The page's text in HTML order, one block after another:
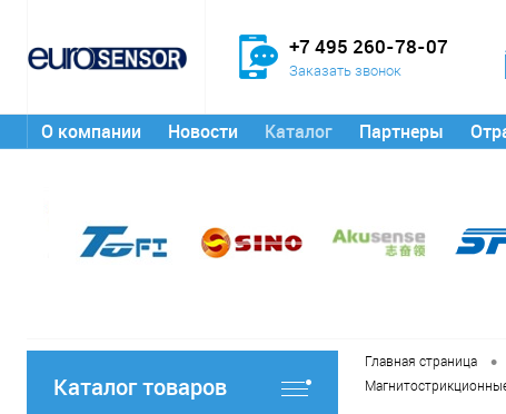
+7 495 260-78-07
Заказать звонок
О компании Новости Каталог Партнеры
Каталог товаров
Главная страница •